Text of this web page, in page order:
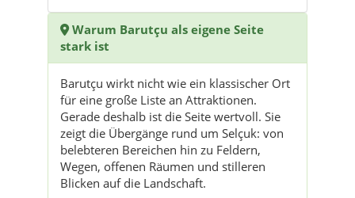
Warum Barutçu als eigene Seite
stark ist
Barutçu wirkt nicht wie ein klassischer Ort
für eine große Liste an Attraktionen.
Gerade deshalb ist die Seite wertvoll. Sie
zeigt die Übergänge rund um Selçuk: von
belebteren Bereichen hin zu Feldern,
Wegen, offenen Räumen und stilleren
Blicken auf die Landschaft.